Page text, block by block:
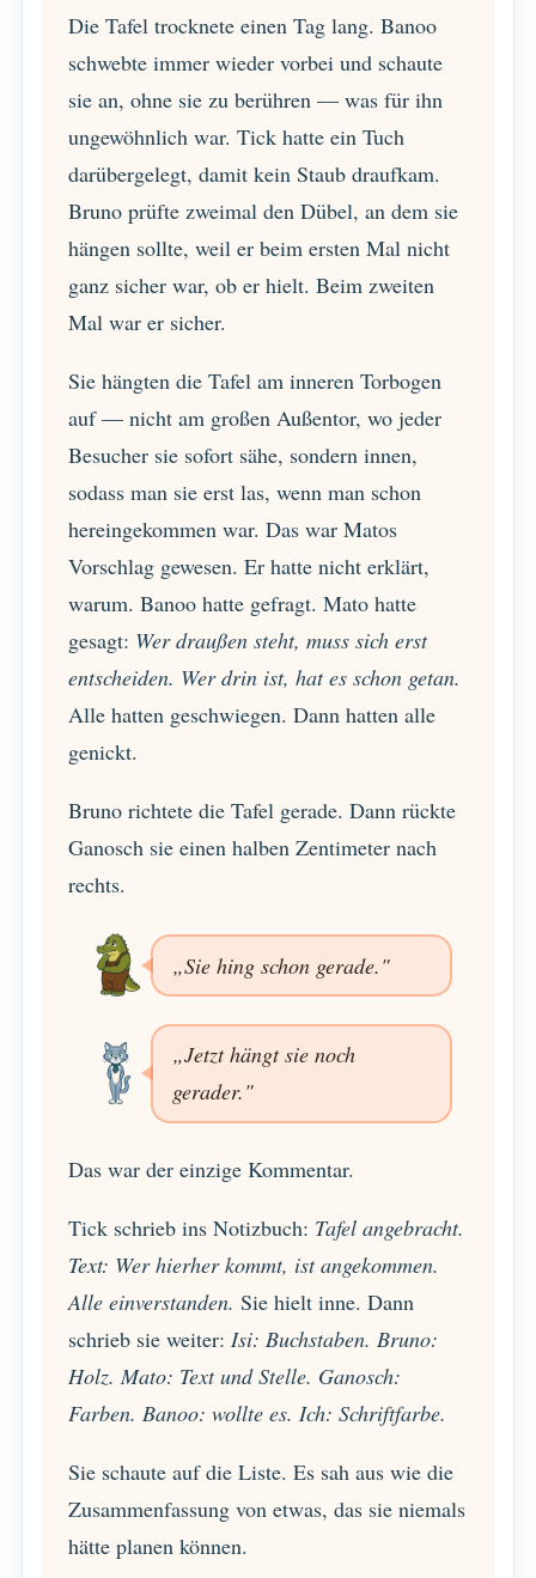
Die Tafel trocknete einen Tag lang. Banoo
schwebte immer wieder vorbei und schaute
sie an, ohne sie zu berühren — was für ihn
ungewöhnlich war. Tick hatte ein Tuch
darübergelegt, damit kein Staub draufkam.
Bruno prüfte zweimal den Dübel, an dem sie
hängen sollte, weil er beim ersten Mal nicht
ganz sicher war, ob er hielt. Beim zweiten
Mal war er sicher.
Sie hängten die Tafel am inneren Torbogen
auf — nicht am großen Außentor, wo jeder
Besucher sie sofort sähe, sondern innen,
sodass man sie erst las, wenn man schon
hereingekommen war. Das war Matos
Vorschlag gewesen. Er hatte nicht erklärt,
warum. Banoo hatte gefragt. Mato hatte
gesagt: Wer draußen steht, muss sich erst
entscheiden. Wer drin ist, hat es schon getan.
Alle hatten geschwiegen. Dann hatten alle
genickt.
Bruno richtete die Tafel gerade. Dann rückte
Ganosch sie einen halben Zentimeter nach
rechts.
„Sie hing schon gerade."
„Jetzt hängt sie noch
gerader."
Das war der einzige Kommentar.
Tick schrieb ins Notizbuch: Tafel angebracht.
Text: Wer hierher kommt, ist angekommen.
Alle einverstanden. Sie hielt inne. Dann
schrieb sie weiter: Isi: Buchstaben. Bruno:
Holz. Mato: Text und Stelle. Ganosch:
Farben. Banoo: wollte es. Ich: Schriftfarbe.
Sie schaute auf die Liste. Es sah aus wie die
Zusammenfassung von etwas, das sie niemals
hätte planen können.